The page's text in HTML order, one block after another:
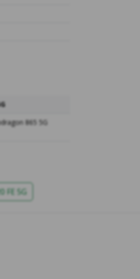
865 5G
FE 5G